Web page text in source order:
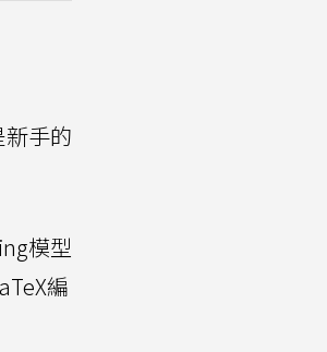
手的
模型
編